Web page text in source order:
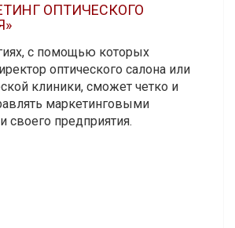
ОПТИЧЕСКОГО
с помощью которых
оптического салона или
клиники, сможет четко и
маркетинговыми
своего предприятия.